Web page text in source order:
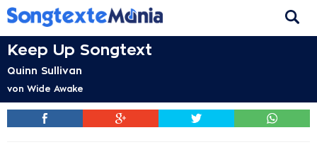
Keep Up Songtext
Quinn Sullivan
von Wide Awake